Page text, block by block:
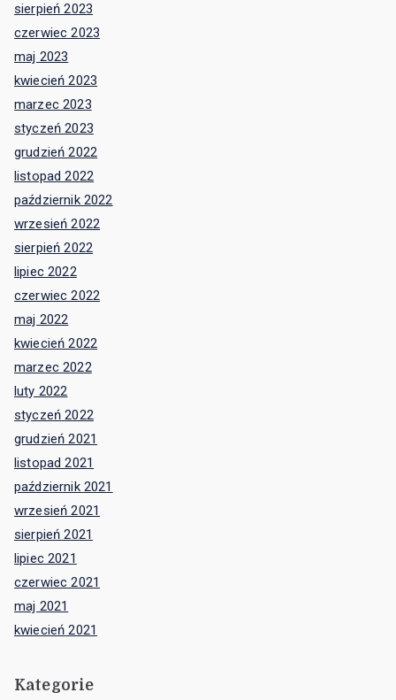
sierpień 2023
czerwiec 2023
maj 2023
kwiecień 2023
marzec 2023
styczeń 2023
grudzień 2022
listopad 2022
październik 2022
wrzesień 2022
sierpień 2022
lipiec 2022
czerwiec 2022
maj 2022
kwiecień 2022
marzec 2022
luty 2022
styczeń 2022
grudzień 2021
listopad 2021
październik 2021
wrzesień 2021
sierpień 2021
lipiec 2021
czerwiec 2021
maj 2021
kwiecień 2021
Kategorie